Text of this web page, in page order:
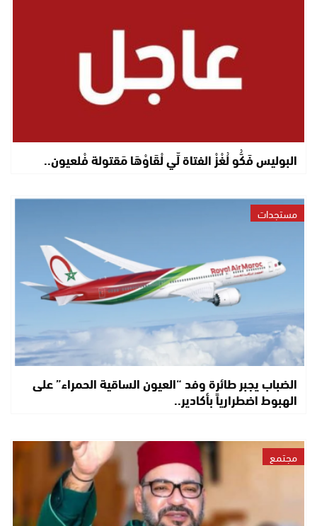
البوليس فَكُّو لُغْزْ الفتاة لِّي لْقَاوْهَا مَقتولة فْلعيون..
مستجدات
الضباب يجبر طائرة وفد “العيون الساقية الحمراء” على
الهبوط اضطرارياً بأكادير..
مجتمع